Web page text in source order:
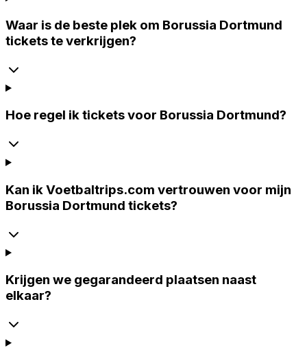
Waar is de beste plek om Borussia Dortmund
tickets te verkrijgen?
Hoe regel ik tickets voor Borussia Dortmund?
Kan ik Voetbaltrips.com vertrouwen voor mijn
Borussia Dortmund tickets?
Krijgen we gegarandeerd plaatsen naast
elkaar?